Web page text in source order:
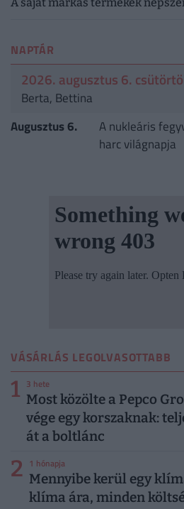
NAPTÁR
2026. augusztus 6.
Berta, Bettina
Augusztus 6.
A nukleáris
harc világnapja
VÁSÁRLÁS LEGOLVASOTTABB
1 3 hete
Most közölte a Pepco
vége egy korszaknak:
át a boltlánc
2 1 hónapja
Mennyibe kerül egy
klíma ára, minden